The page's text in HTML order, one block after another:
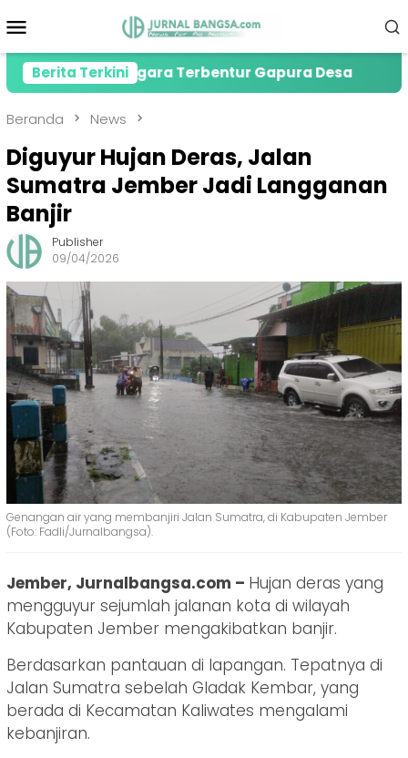
ke
Mobile
Berita Terkini
Gegara Terbentur Gapura Desa PMI
Beranda News
Diguyur Hujan Deras, Jalan
Sumatra Jember Jadi Langganan
Banjir
Publisher
09/04/2026
Genangan air yang membanjiri Jalan Sumatra, di Kabupaten Jember
(Foto: Fadli/Jurnalbangsa).
Jember, Jurnalbangsa.com – Hujan deras yang
mengguyur sejumlah jalanan kota di wilayah
Kabupaten Jember mengakibatkan banjir.
Berdasarkan pantauan di lapangan. Tepatnya di
Jalan Sumatra sebelah Gladak Kembar, yang
berada di Kecamatan Kaliwates mengalami
kebanjiran.